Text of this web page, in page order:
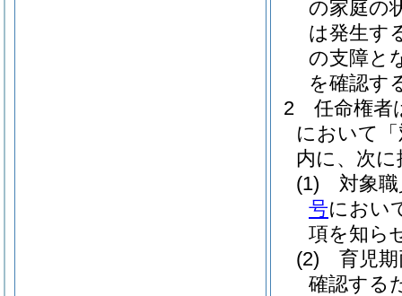
の家庭の
は発生す
の支障と
を確認す
2
任命権者
において
内に、次
(1)
対象
号におい
項を知ら
(2)
育児
確認する